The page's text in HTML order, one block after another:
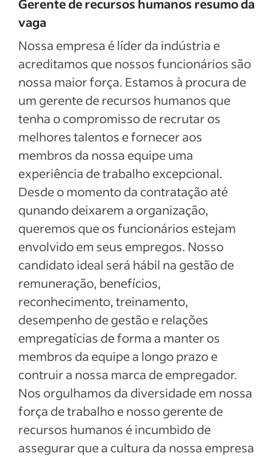
Gerente de recursos humanos resumo da
vaga
Nossa empresa é líder da indústria e
acreditamos que nossos funcionários são
nossa maior força. Estamos à procura de
um gerente de recursos humanos que
tenha o compromisso de recrutar os
melhores talentos e fornecer aos
membros da nossa equipe uma
experiência de trabalho excepcional.
Desde o momento da contratação até
qunando deixarem a organização,
queremos que os funcionários estejam
envolvido em seus empregos. Nosso
candidato ideal será hábil na gestão de
remuneração, benefícios,
reconhecimento, treinamento,
desempenho de gestão e relações
empregatícias de forma a manter os
membros da equipe a longo prazo e
contruir a nossa marca de empregador.
Nos orgulhamos da diversidade em nossa
força de trabalho e nosso gerente de
recursos humanos é incumbido de
assegurar que a cultura da nossa empresa